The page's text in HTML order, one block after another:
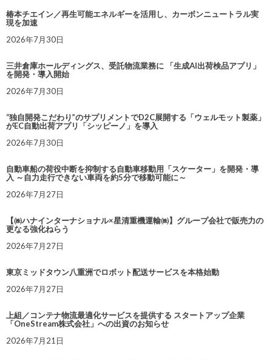
椿本チエイン／再生可能エネルギーを活用し、カーボンニュートラル実
現を加速
2026年7月30日
三井倉庫ホールディングス、受託物流業務に 「生成AI出荷検品アプリ」
を開発・導入開始
2026年7月30日
“独自開発こだわり”のサプリメントでD2C展開する「ウェルモット製薬」
がEC自動出荷アプリ「シッピーノ」を導入
2026年7月30日
自動車船の荷役中断を抑制する自動車移動用「スケーター」を開発・導
入 ～自力走行できない車両を約5分で移動可能に～
2026年7月27日
【㈱ハナインターナショナル×星清重機運輸㈱】グループ会社で販売力の
更なる強化ねらう
2026年7月27日
東京ミッドタウン八重洲でロボット配送サービスを本格始動
2026年7月27日
上組／コンテナ物流最適化サービスを提供する スタートアップ企業
「OneStream株式会社」への出資のお知らせ
2026年7月21日